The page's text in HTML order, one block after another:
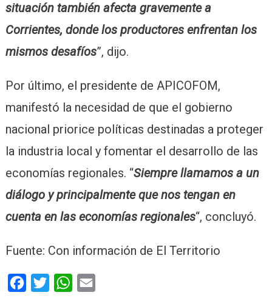
situación también afecta gravemente a
Corrientes, donde los productores enfrentan los
mismos desafíos”, dijo.
Por último, el presidente de APICOFOM,
manifestó la necesidad de que el gobierno
nacional priorice políticas destinadas a proteger
la industria local y fomentar el desarrollo de las
economías regionales. “Siempre llamamos a un
diálogo y principalmente que nos tengan en
cuenta en las economías regionales“, concluyó.
Fuente: Con información de El Territorio
Facebook
Twitter WhatsApp